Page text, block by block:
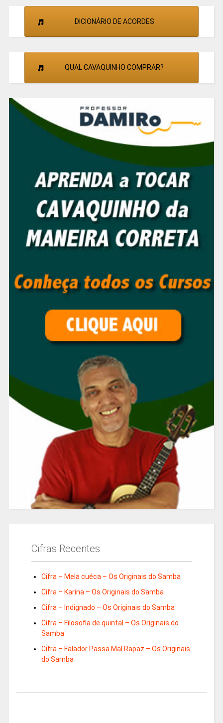
DICIONÁRIO DE ACORDES
QUAL CAVAQUINHO COMPRAR?
Cifras Recentes
Cifra – Mela cuéca – Os Originais do Samba
Cifra – Karina – Os Originais do Samba
Cifra – Indignado – Os Originais do Samba
Cifra – Filosofia de quintal – Os Originais do
Samba
Cifra – Falador Passa Mal Rapaz – Os Originais
do Samba